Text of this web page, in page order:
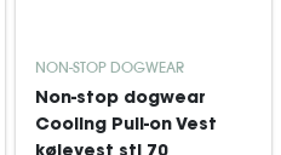
NON-STOP DOGWEAR
Non-stop dogwear
Cooling Pull-on Vest